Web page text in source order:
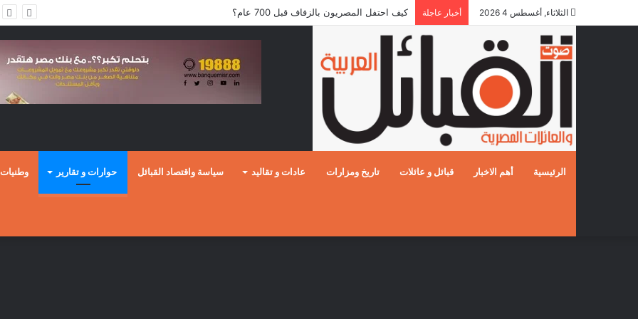
الثلاثاء, أغسطس 4 2026 أخبار عاجلة كيف احتفل المصريون بالزفاف قبل 700 عام؟
الرئيسية أهم الاخبار قبائل و عائلات تاريخ ومزارات عادات و تقاليد سياسة واقتصاد القبائل حوارات و تقارير وطنيات